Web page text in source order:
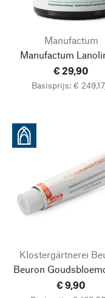
Manufactum
Manufactum
€ 29,90
Basisprijs: €
Klostergärtnerei
Beuron
€ 9,90